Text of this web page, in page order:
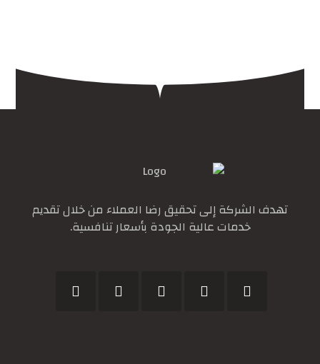
تهدف الشركة إلى تحقيق رضا العملاء من خلال تقديم
خدمات عالية الجودة بأسعار تنافسية.